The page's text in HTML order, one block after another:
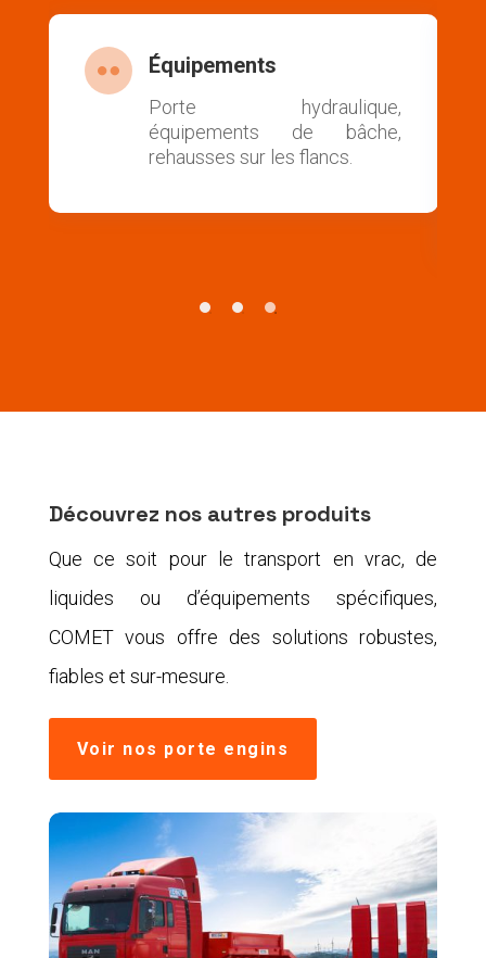
 Caisse
Acier spécial anti-abrasion,
acier à haute limite élastique,
forme ronde pour un
matériaux.
Découvrez nos autres produits
Que ce soit pour le transport en vrac, de
liquides ou d’équipements spécifiques,
COMET vous offre des solutions robustes,
fiables et sur-mesure.
Voir nos porte engins